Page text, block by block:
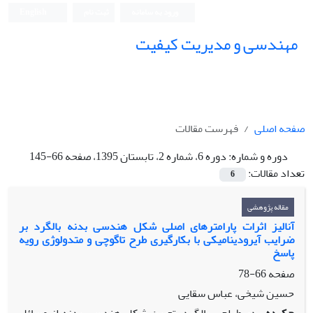
مهندسی و مدیریت کیفیت
صفحه اصلی
فهرست مقالات
دوره و شماره:دوره 6، شماره 2، تابستان 1395، صفحه 66-145
تعداد مقالات:
6
مقاله پژوهشی
آنالیز اثرات پارامترهای اصلی شکل هندسی بدنه بالگرد بر
ضرایب آیرودینامیکی با بکارگیری طرح تاگوچی و متدولوژی رویه
پاسخ
صفحه66-78
حسین شیخی، عباس سقایی